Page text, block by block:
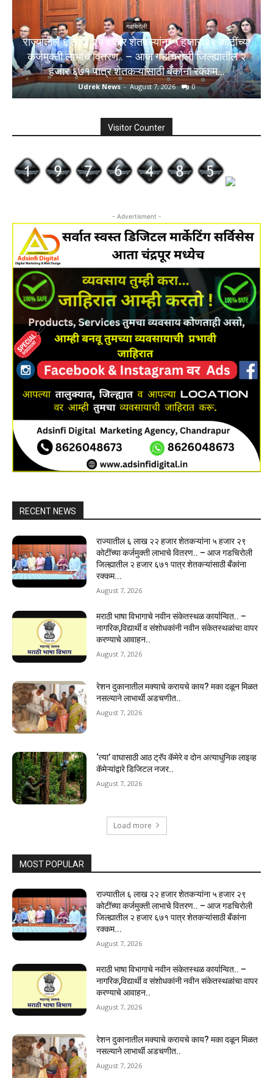
गडचिरोली
राज्यातील ६ लाख २२ हजार शेतकऱ्यांना ५ हजार २९ कोटींच्या
कर्जमुक्ती लाभाचे वितरण.. – आज गडचिरोली जिल्ह्यातील २
हजार ६७१ पात्र शेतकऱ्यांसाठी बँकांना रक्कम...
Udrek News - August 7, 2026 0
Visitor Counter
- Advertisment -
RECENT NEWS
राज्यातील ६ लाख २२ हजार शेतकऱ्यांना ५ हजार २९
कोटींच्या कर्जमुक्ती लाभाचे वितरण.. – आज गडचिरोली
जिल्ह्यातील २ हजार ६७१ पात्र शेतकऱ्यांसाठी बँकांना
रक्कम...
August 7, 2026
मराठी भाषा विभागाचे नवीन संकेतस्थळ कार्यान्वित.. –
नागरिक,विद्यार्थी व संशोधकांनी नवीन संकेतस्थळांचा वापर
करण्याचे आवाहन..
August 7, 2026
रेशन दुकानातील मक्याचे करायचे काय? मका दळून मिळत
नसल्याने लाभार्थी अडचणीत..
August 7, 2026
‘त्या’ वाघासाठी आठ ट्रॅप कॅमेरे व दोन अत्याधुनिक लाइव्ह
कॅमेऱ्यांद्वारे डिजिटल नजर..
August 7, 2026
Load more
MOST POPULAR
राज्यातील ६ लाख २२ हजार शेतकऱ्यांना ५ हजार २९
कोटींच्या कर्जमुक्ती लाभाचे वितरण.. – आज गडचिरोली
जिल्ह्यातील २ हजार ६७१ पात्र शेतकऱ्यांसाठी बँकांना
रक्कम...
August 7, 2026
मराठी भाषा विभागाचे नवीन संकेतस्थळ कार्यान्वित.. –
नागरिक,विद्यार्थी व संशोधकांनी नवीन संकेतस्थळांचा वापर
करण्याचे आवाहन..
August 7, 2026
रेशन दुकानातील मक्याचे करायचे काय? मका दळून मिळत
नसल्याने लाभार्थी अडचणीत..
August 7, 2026